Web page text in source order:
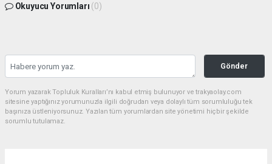
Okuyucu Yorumları (0)
Gönder
Yorum yazarak Topluluk Kuralları’nı kabul etmiş bulunuyor ve trakyaolay.com
sitesine yaptığınız yorumunuzla ilgili doğrudan veya dolaylı tüm sorumluluğu tek
başınıza üstleniyorsunuz. Yazılan tüm yorumlardan site yönetimi hiçbir şekilde
sorumlu tutulamaz.